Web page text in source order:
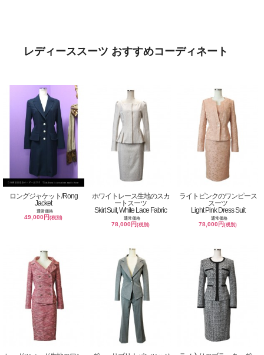
レディーススーツ おすすめコーディネート
ロングジャケット/Rong
Jacket
通常価格
49,000円(税別)
ホワイトレース生地のスカ
ートスーツ
Skirt Suit, White Lace Fabric
通常価格
78,000円(税別)
ライトピンクのワンピース
スーツ
Light Pink Dress Suit
通常価格
78,000円(税別)